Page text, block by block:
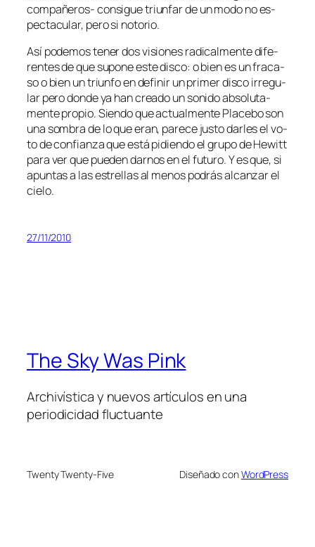
compañeros- con­si­gue triun­far de un mo­do no es­
pec­ta­cu­lar, pe­ro si notorio.
Así po­de­mos te­ner dos vi­sio­nes ra­di­cal­men­te di­fe­
ren­tes de que su­po­ne es­te dis­co: o bien es un fra­ca­
so o bien un triun­fo en de­fi­nir un pri­mer dis­co irre­gu­
lar pe­ro don­de ya han crea­do un so­ni­do ab­so­lu­ta­
men­te pro­pio. Siendo que ac­tual­men­te Placebo son
una som­bra de lo que eran, pa­re­ce jus­to dar­les el vo­
to de con­fian­za que es­tá pi­dien­do el gru­po de Hewitt
pa­ra ver que pue­den dar­nos en el fu­tu­ro. Y es que, si
apun­tas a las es­tre­llas al me­nos po­drás al­can­zar el
cielo.
27/11/2010
The Sky Was Pink
Archivística y nuevos artículos en una
periodicidad fluctuante
Twenty Twenty-Five Diseñado conWordPress